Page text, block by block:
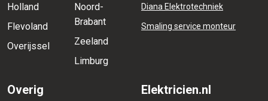
Holland
Flevoland
Overijssel
Noord-
Brabant
Zeeland
Limburg
Diana Elektrotechniek
Smaling service monteur
Overig Elektricien.nl